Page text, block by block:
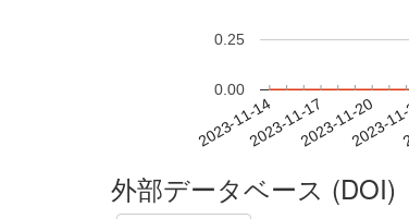
2023-11-142023-11-172023-11-20
2023-
0.00
0.25
外部データベース (DOI)